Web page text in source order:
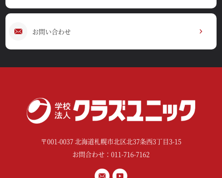
お問い合わせ
〒001-0037 北海道札幌市北区北37条西3丁目3-15
お問合わせ：011-716-7162